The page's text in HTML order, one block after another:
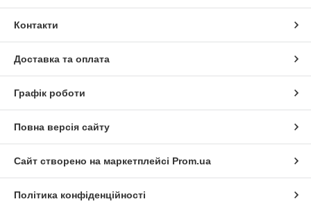
які можуть виникати в нічний час.
Контакти
Доставка та оплата
Графік роботи
Повна версія сайту
Сайт створено на маркетплейсі Prom.ua
Політика конфіденційності